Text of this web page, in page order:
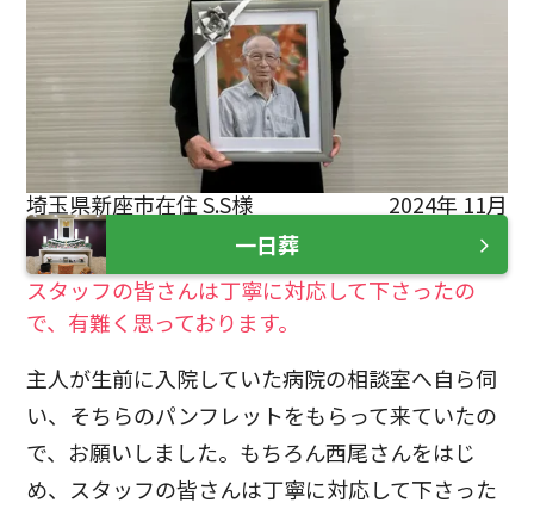
埼玉県新座市在住 S.S様
2024年 11月
一日葬
スタッフの皆さんは丁寧に対応して下さったの
で、有難く思っております。
主人が生前に入院していた病院の相談室へ自ら伺
い、そちらのパンフレットをもらって来ていたの
で、お願いしました。もちろん西尾さんをはじ
め、スタッフの皆さんは丁寧に対応して下さった